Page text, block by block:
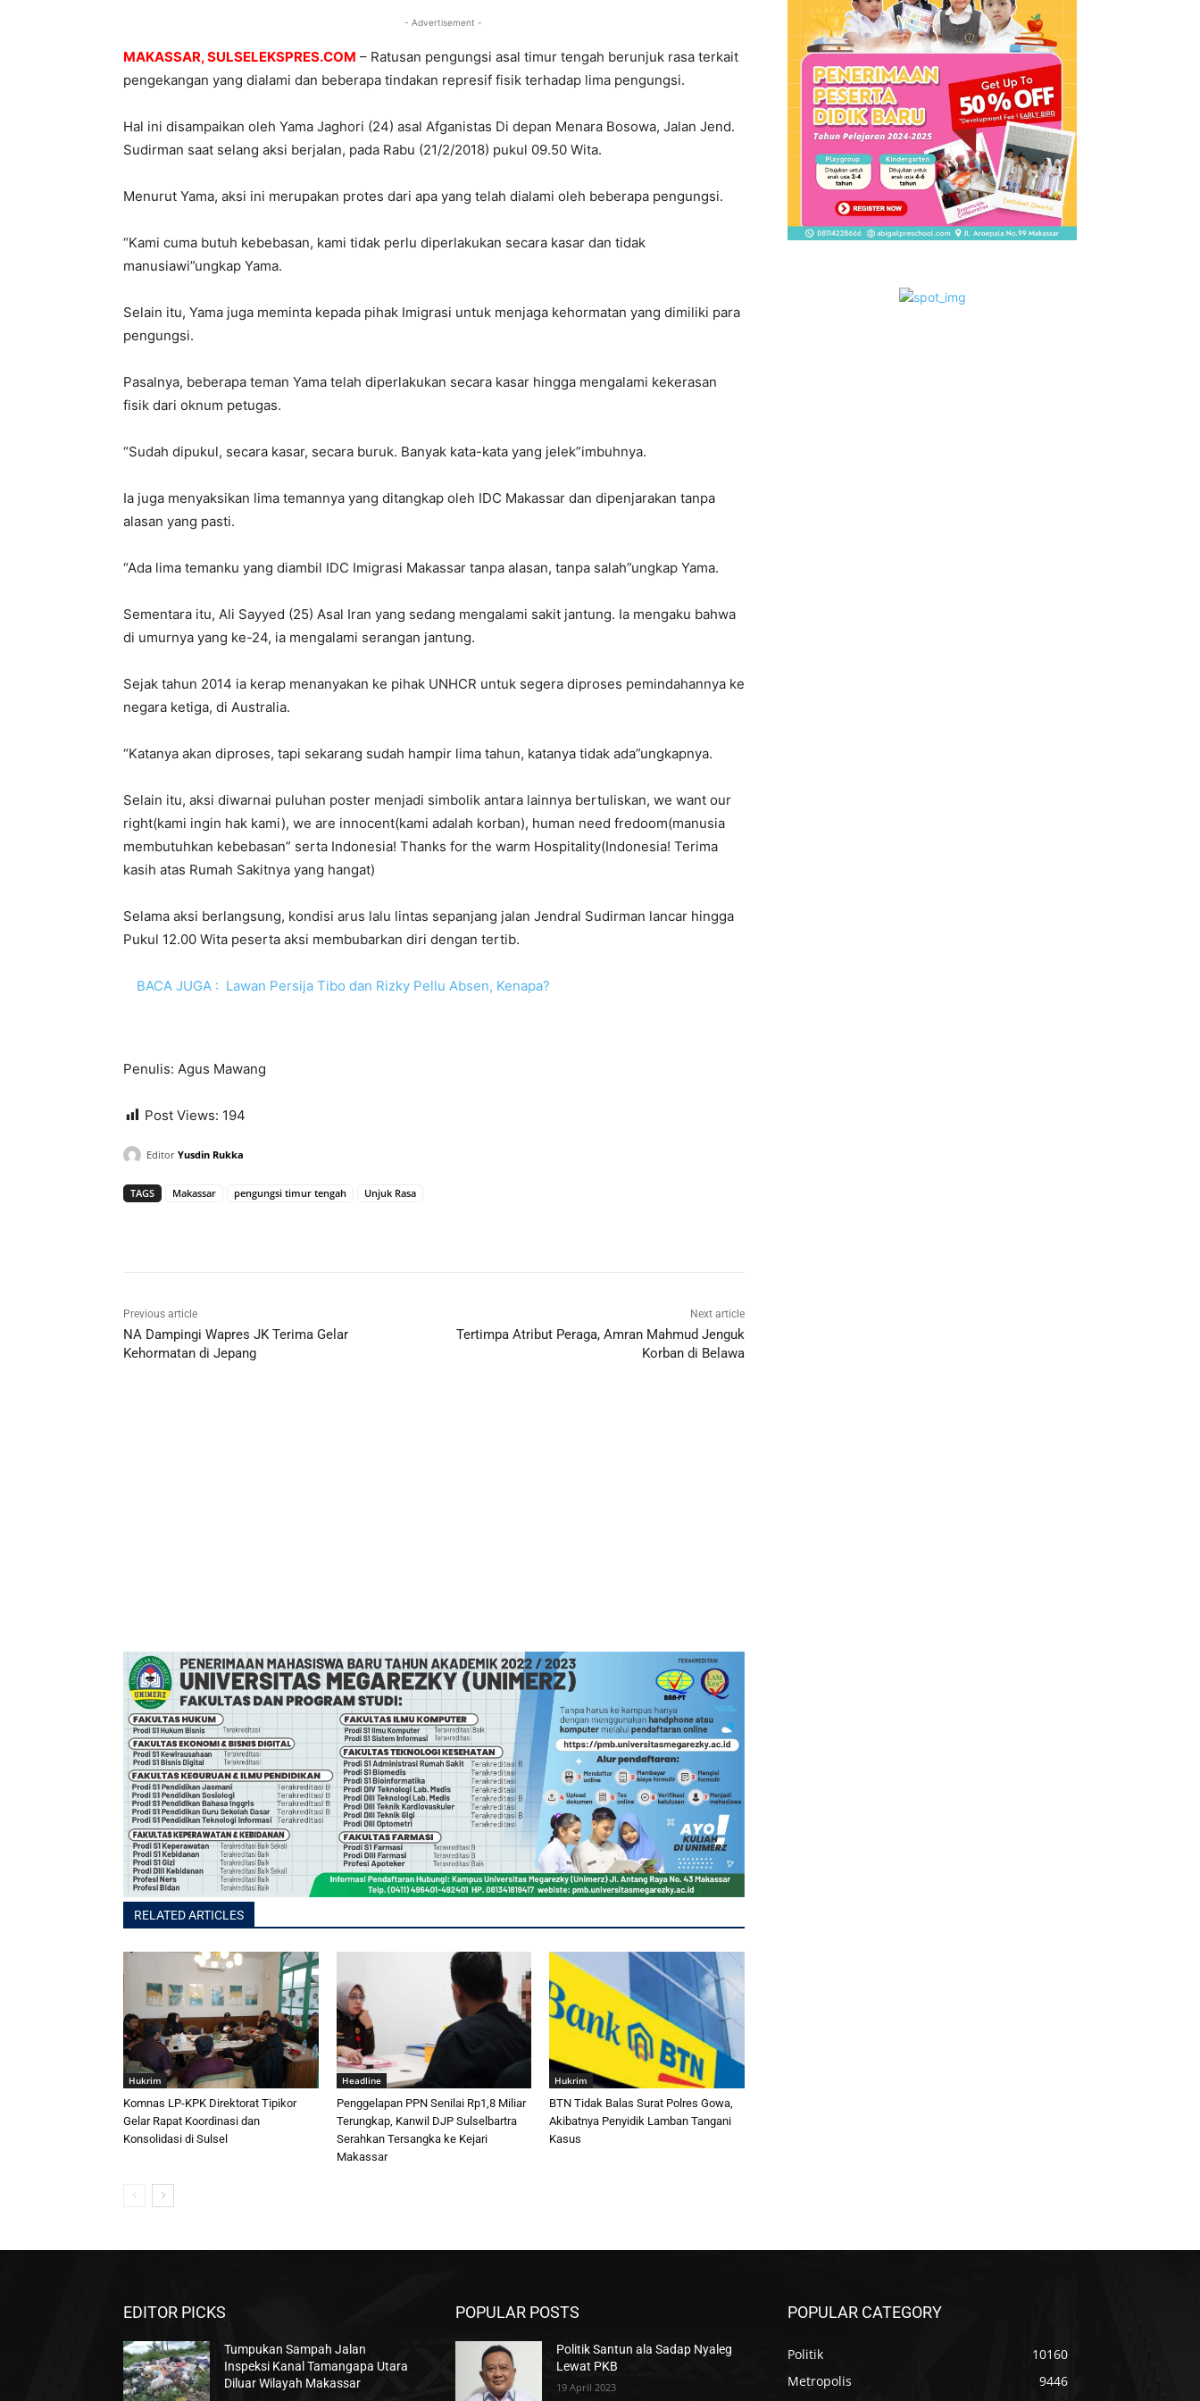
- Advertisement -
MAKASSAR, SULSELEKSPRES.COM – Ratusan pengungsi asal timur tengah berunjuk rasa terkait
pengekangan yang dialami dan beberapa tindakan represif fisik terhadap lima pengungsi.
Hal ini disampaikan oleh Yama Jaghori (24) asal Afganistas Di depan Menara Bosowa, Jalan Jend.
Sudirman saat selang aksi berjalan, pada Rabu (21/2/2018) pukul 09.50 Wita.
Menurut Yama, aksi ini merupakan protes dari apa yang telah dialami oleh beberapa pengungsi.
“Kami cuma butuh kebebasan, kami tidak perlu diperlakukan secara kasar dan tidak
manusiawi”ungkap Yama.
Selain itu, Yama juga meminta kepada pihak Imigrasi untuk menjaga kehormatan yang dimiliki para
pengungsi.
Pasalnya, beberapa teman Yama telah diperlakukan secara kasar hingga mengalami kekerasan
fisik dari oknum petugas.
“Sudah dipukul, secara kasar, secara buruk. Banyak kata-kata yang jelek”imbuhnya.
Ia juga menyaksikan lima temannya yang ditangkap oleh IDC Makassar dan dipenjarakan tanpa
alasan yang pasti.
“Ada lima temanku yang diambil IDC Imigrasi Makassar tanpa alasan, tanpa salah”ungkap Yama.
Sementara itu, Ali Sayyed (25) Asal Iran yang sedang mengalami sakit jantung. Ia mengaku bahwa
di umurnya yang ke-24, ia mengalami serangan jantung.
Sejak tahun 2014 ia kerap menanyakan ke pihak UNHCR untuk segera diproses pemindahannya ke
negara ketiga, di Australia.
“Katanya akan diproses, tapi sekarang sudah hampir lima tahun, katanya tidak ada”ungkapnya.
Selain itu, aksi diwarnai puluhan poster menjadi simbolik antara lainnya bertuliskan, we want our
right(kami ingin hak kami), we are innocent(kami adalah korban), human need fredoom(manusia
membutuhkan kebebasan” serta Indonesia! Thanks for the warm Hospitality(Indonesia! Terima
kasih atas Rumah Sakitnya yang hangat)
Selama aksi berlangsung, kondisi arus lalu lintas sepanjang jalan Jendral Sudirman lancar hingga
Pukul 12.00 Wita peserta aksi membubarkan diri dengan tertib.
BACA JUGA : Lawan Persija Tibo dan Rizky Pellu Absen, Kenapa?
Penulis: Agus Mawang
Post Views: 194
Editor Yusdin Rukka
TAGS Makassar pengungsi timur tengah Unjuk Rasa
Previous article
NA Dampingi Wapres JK Terima Gelar
Kehormatan di Jepang
Next article
Tertimpa Atribut Peraga, Amran Mahmud Jenguk
Korban di Belawa
RELATED ARTICLES
Hukrim
Komnas LP-KPK Direktorat Tipikor
Gelar Rapat Koordinasi dan
Konsolidasi di Sulsel
Headline
Penggelapan PPN Senilai Rp1,8 Miliar
Terungkap, Kanwil DJP Sulselbartra
Serahkan Tersangka ke Kejari
Makassar
Hukrim
BTN Tidak Balas Surat Polres Gowa,
Akibatnya Penyidik Lamban Tangani
Kasus
EDITOR PICKS
Tumpukan Sampah Jalan
Inspeksi Kanal Tamangapa Utara
Diluar Wilayah Makassar
POPULAR POSTS
Politik Santun ala Sadap Nyaleg
Lewat PKB
19 April 2023
POPULAR CATEGORY
Politik
10160
Metropolis
9446